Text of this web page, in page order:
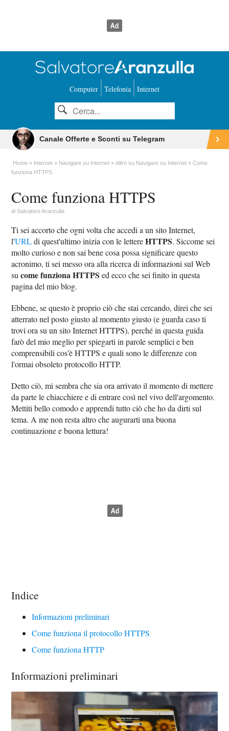
Computer Telefonia Internet
Canale Offerte e Sconti su Telegram
Home Internet Navigare su Internet Altro su Navigare su Internet
Come
funziona HTTPS
Come funziona HTTPS
diSalvatore Aranzulla
Ti sei accorto che ogni volta che accedi a un sito Internet,
l'URLdi quest'ultimo inizia con le lettereHTTPS. Siccome sei
molto curioso e non sai bene cosa possa significare questo
acronimo, ti sei messo ora alla ricerca di informazioni sul Web
sucome funziona HTTPS ed ecco che sei finito in questa
pagina del mio blog.
Ebbene, se questo è proprio ciò che stai cercando, direi che sei
atterrato nel posto giusto al momento giusto (e guarda caso ti
trovi ora su un sito Internet HTTPS), perché in questa guida
farò del mio meglio per spiegarti in parole semplici e ben
comprensibili cos'è HTTPS e quali sono le differenze con
l'ormai obsoleto protocollo HTTP.
Detto ciò, mi sembra che sia ora arrivato il momento di mettere
da parte le chiacchiere e di entrare così nel vivo dell'argomento.
Mettiti bello comodo e apprendi tutto ciò che ho da dirti sul
tema. A me non resta altro che augurarti una buona
continuazione e buona lettura!
Indice
Informazioni preliminari
Come funziona il protocollo HTTPS
Come funziona HTTP
Informazioni preliminari